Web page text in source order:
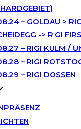
– GOLDAU >
-> RIGI
– RIGI KULM /
– RIGI
– RIGI DOSSEN